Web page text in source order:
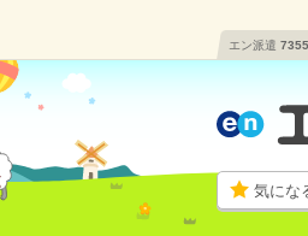
エン派遣 7355
気にな